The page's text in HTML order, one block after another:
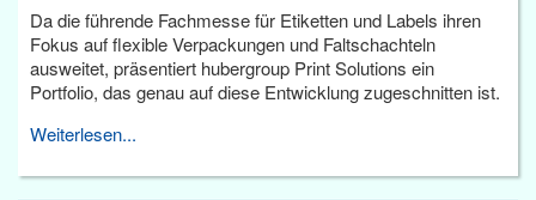
Da die führende Fachmesse für Etiketten und Labels ihren
Fokus auf flexible Verpackungen und Faltschachteln
ausweitet, präsentiert hubergroup Print Solutions ein
Portfolio, das genau auf diese Entwicklung zugeschnitten ist.
Weiterlesen...